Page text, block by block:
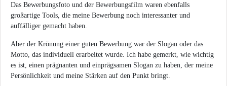
Das Bewerbungsfoto und der Bewerbungsfilm waren ebenfalls
großartige Tools, die meine Bewerbung noch interessanter und
auffälliger gemacht haben.
Aber der Krönung einer guten Bewerbung war der Slogan oder das
Motto, das individuell erarbeitet wurde. Ich habe gemerkt, wie wichtig
es ist, einen prägnanten und einprägsamen Slogan zu haben, der meine
Persönlichkeit und meine Stärken auf den Punkt bringt.